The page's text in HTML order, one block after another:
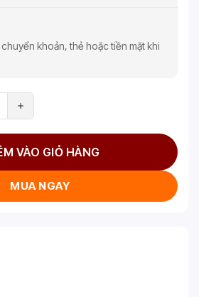
khoản, thẻ hoặc tiền mặt khi
VÀO GIỎ HÀNG
MUA NGAY